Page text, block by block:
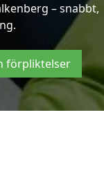
– snabbt,
förpliktelser